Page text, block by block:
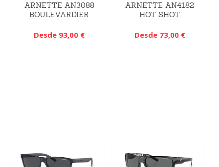
ARNETTE AN3088
BOULEVARDIER
Desde 93,00 €
ARNETTE AN4182
HOT SHOT
Desde 73,00 €